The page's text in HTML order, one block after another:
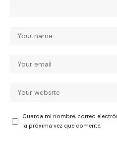
Guarda mi nombre, correo
la próxima vez que comente.